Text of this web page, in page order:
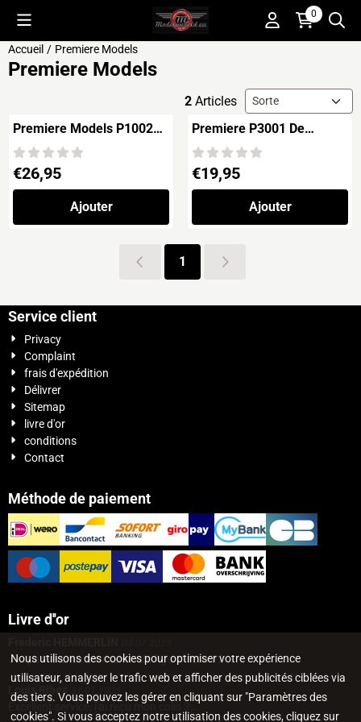
Préférences de cookies disponibles. Choisissez les paramètres
0
Accueil / Premiere Models
Premiere Models
2 Articles Méthode de tri
Premiere Models P1002
Embraer EMB-312 Tucano
Prix: 26,95
€26,95
Ajouter
Premiere P3001 De
Havilland Sea Venom FAW
21
Prix: 19,95
€19,95
Ajouter
1
Service client
Privacy
Complaint
frais d'expédition
Délivrer
Sitemap
livre d'or
conditions
Contact
Méthode de paiement
Livre d''or
J'ai passé une commande de figurines 1/72...
Louis Ribes
Excellent service, j'ai reçu mon colis 3...
Nous utilisons des cookies pour optimiser votre expérience
utilisateur, analyser le trafic web et afficher des publicités ciblées via
des tiers. Vous pouvez les gérer en cliquant sur "Paramètres des
cookies". Si vous acceptez notre utilisation des cookies, cliquez sur